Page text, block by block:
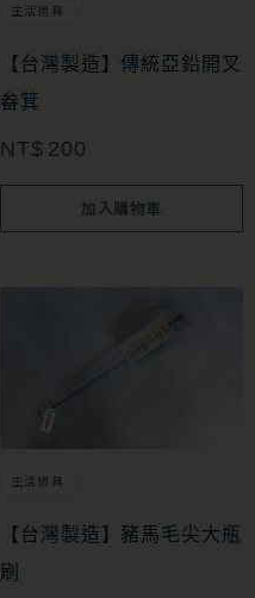
生活道具
【台灣製造】傳統亞鉛開叉
畚箕
NT$ 200
加入購物車
生活道具
【台灣製造】豬馬毛尖大瓶
刷